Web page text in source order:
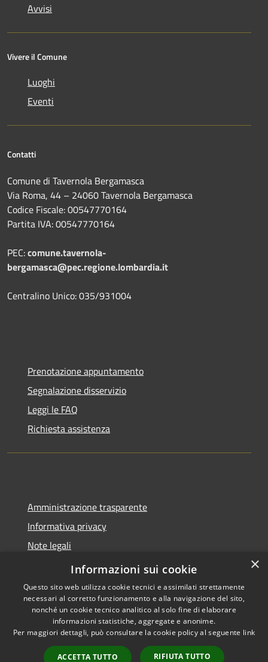
Avvisi
Vivere il Comune
Luoghi
Eventi
Contatti
Comune di Tavernola Bergamasca
Via Roma, 44 – 24060 Tavernola Bergamasca
Codice Fiscale: 00547770164
Partita IVA: 00547770164
PEC:comune.tavernola-
bergamasca@pec.regione.lombardia.it
Centralino Unico: 035/931004
Prenotazione appuntamento
Segnalazione disservizio
Leggi le FAQ
Richiesta assistenza
Amministrazione trasparente
Informativa privacy
Note legali
Dichiarazione di accessibilità
Accessibilità
Copyright © 2026 • Comune di
Tavernola Bergamasca •
Powered byMunicipium
×
Informazioni sui cookie
Questo sito web utilizza cookie tecnici e assimilati strettamente
necessari al corretto funzionamento e alla navigazione del sito,
nonché un cookie tecnico analitico al solo fine di elaborare
informazioni statistiche, aggregate e anonime.
Per maggiori dettagli, può consultare la cookie policy al seguente link
ACCETTA TUTTO RIFIUTA TUTTO